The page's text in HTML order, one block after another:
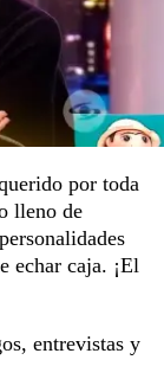
por toda
lleno de
echar caja. ¡El
entrevistas y